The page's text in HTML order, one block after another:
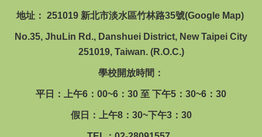
地址： 251019 新北市淡水區竹林路35號(Google Map)
No.35, JhuLin Rd., Danshuei District, New Taipei City
251019, Taiwan. (R.O.C.)
學校開放時間：
平日：上午6：00~6：30 至 下午5：30~6：30
假日：上午8：30~下午3：30